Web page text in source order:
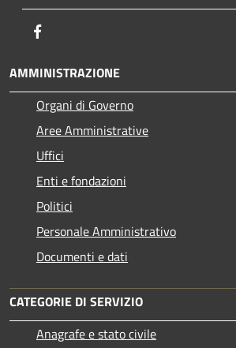
AMMINISTRAZIONE
Organi di Governo
Aree Amministrative
Uffici
Enti e fondazioni
Politici
Personale Amministrativo
Documenti e dati
CATEGORIE DI SERVIZIO
Anagrafe e stato civile